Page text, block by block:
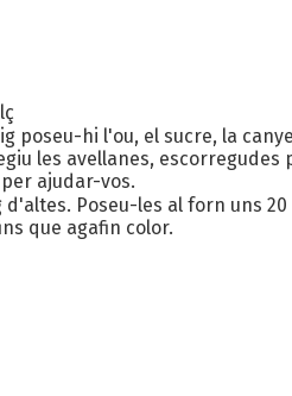
poseu-hi l'ou, el sucre, la
les avellanes,
ajudar-vos.
Poseu-les al forn uns
que agafin color.